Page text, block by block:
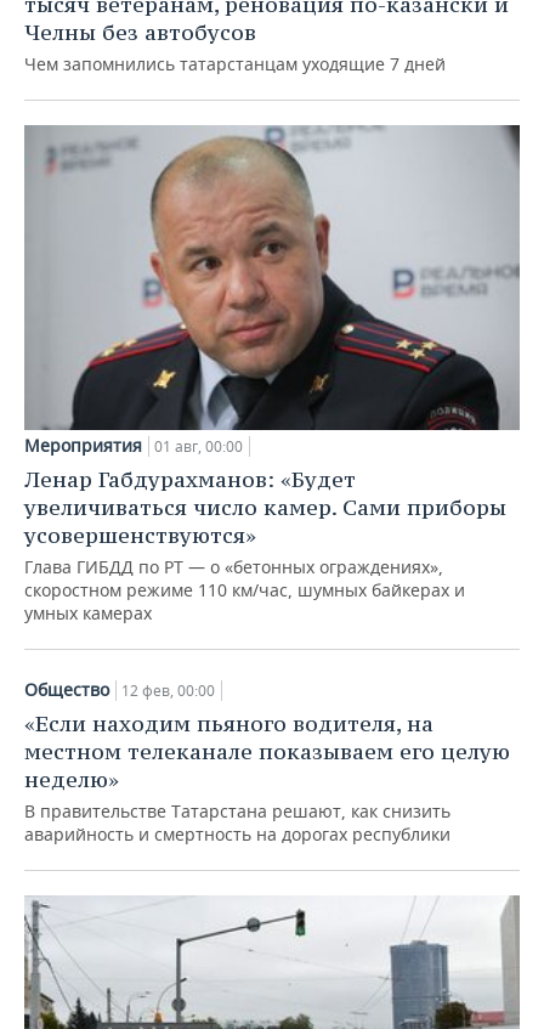
Челны без автобусов
Чем запомнились татарстанцам уходящие 7 дней
Мероприятия 01 авг, 00:00
Ленар Габдурахманов: «Будет
увеличиваться число камер. Сами приборы
усовершенствуются»
Глава ГИБДД по РТ — о «бетонных ограждениях»,
скоростном режиме 110 км/час, шумных байкерах и
умных камерах
Общество 12 фев, 00:00
«Если находим пьяного водителя, на
местном телеканале показываем его целую
неделю»
В правительстве Татарстана решают, как снизить
аварийность и смертность на дорогах республики